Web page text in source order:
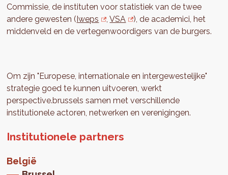
Commissie, de instituten voor statistiek van de twee
andere gewesten (Iweps ,VSA
), de academici, het
middenveld en de vertegenwoordigers van de burgers.
Om zijn "Europese, internationale en intergewestelijke"
strategie goed te kunnen uitvoeren, werkt
perspective.brussels samen met verschillende
institutionele actoren, netwerken en verenigingen.
Institutionele partners
België